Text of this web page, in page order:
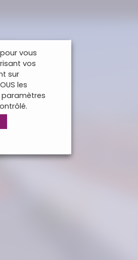
vous
vos
sur
les
paramètres